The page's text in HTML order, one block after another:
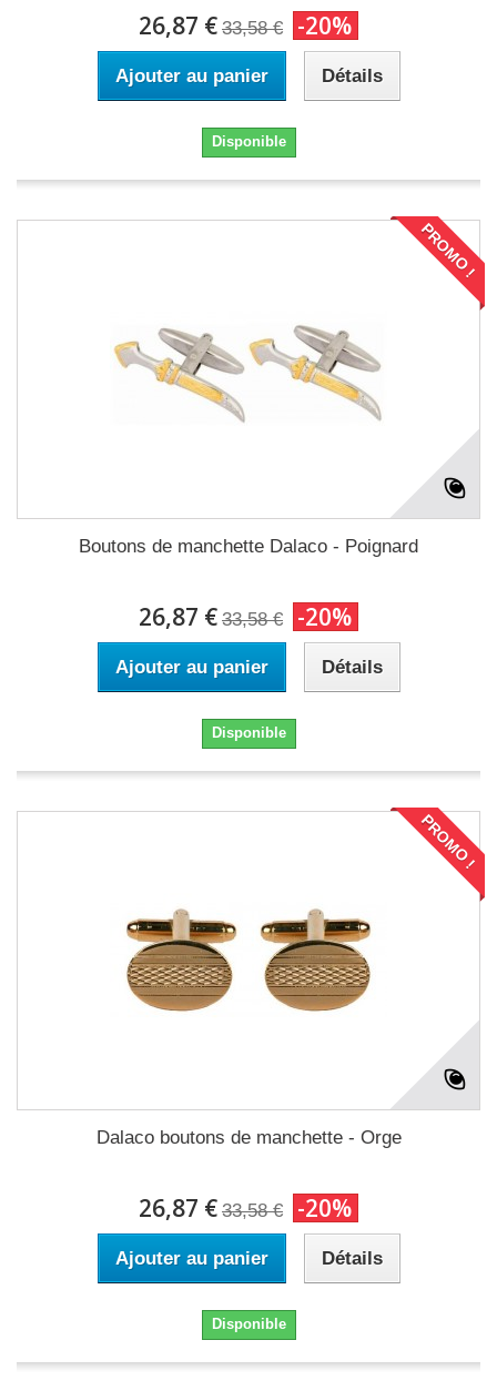
26,87 € 33,58 € -20%
Ajouter au panier Détails
Disponible
PROMO !
Boutons de manchette Dalaco - Poignard
26,87 € 33,58 € -20%
Ajouter au panier Détails
Disponible
PROMO !
Dalaco boutons de manchette - Orge
26,87 € 33,58 € -20%
Ajouter au panier Détails
Disponible